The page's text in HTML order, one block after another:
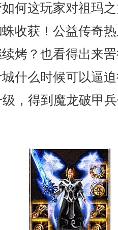
何这玩家对祖玛
收获！公益传奇
烤？也看得出来
什么时候可以逼
，得到魔龙破甲